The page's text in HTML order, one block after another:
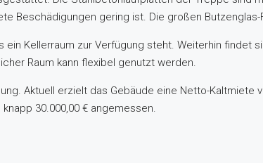
Beschädigungen gering ist. Die großen
Kellerraum zur Verfügung steht. Weiterhin findet
Raum kann flexibel genutzt werden.
Aktuell erzielt das Gebäude eine Netto-Kaltmiete
30.000,00 € angemessen.